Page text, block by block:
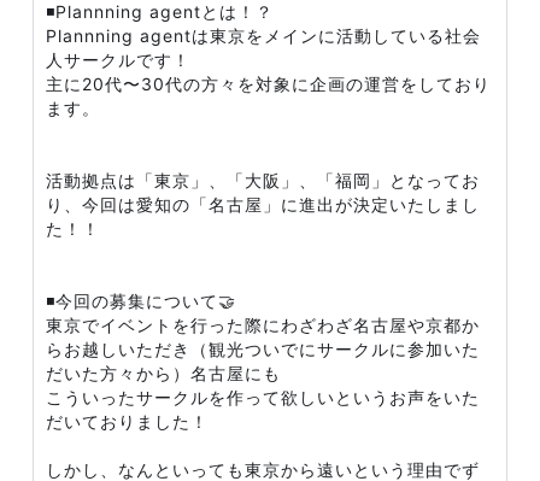
◾️Plannning agentとは！？
Plannning agentは東京をメインに活動している社会
人サークルです！
主に20代〜30代の方々を対象に企画の運営をしており
ます。
活動拠点は「東京」、「大阪」、「福岡」となってお
り、今回は愛知の「名古屋」に進出が決定いたしまし
た！！
◾️今回の募集について🤝
東京でイベントを行った際にわざわざ名古屋や京都か
らお越しいただき（観光ついでにサークルに参加いた
だいた方々から）名古屋にも
こういったサークルを作って欲しいというお声をいた
だいておりました！
しかし、なんといっても東京から遠いという理由でず